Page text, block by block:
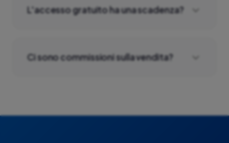
L'accesso gratuito ha una scadenza?
Ci sono commissioni sulla vendita?